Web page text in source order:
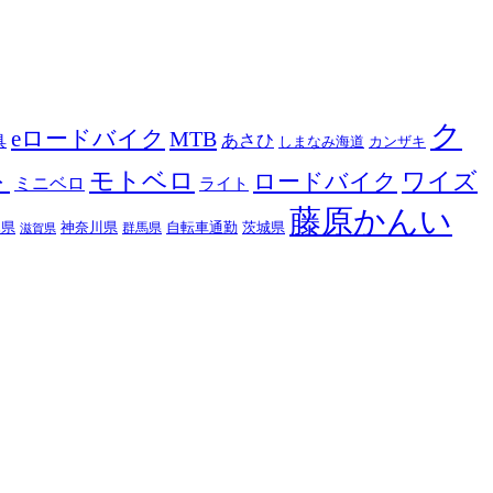
eロードバイク MTB あさひ しまなみ海道 カンザキ ク
ミニベロ モトベロ ライト ロードバイク ワイズ
滋賀県 神奈川県 群馬県 自転車通勤 茨城県 藤原かんい